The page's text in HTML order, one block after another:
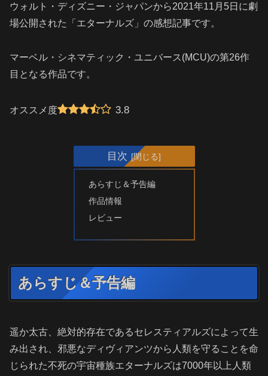
ウォルト・ディズニー・ジャパンから2021年11月5日に劇
場公開された「エターナルズ」の感想記事です。
マーベル・シネマティック・ユニバース(MCU)の第26作
目となる作品です。
オススメ度 3.8
目次
あらすじ＆予告編
作品情報
レビュー
あらすじ＆予告編
遥か太古、絶対的存在であるセレスティアルズによって生
み出され、邪悪なディヴィアンツから人類を守ることを命
じられた不死の宇宙種族エターナルズは7000年以上人類